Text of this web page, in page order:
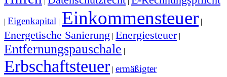
| Eigenkapital | Einkommensteuer |
Energetische Sanierung | Energiesteuer|
Entfernungspauschale |
Erbschaftsteuer | ermäßigter